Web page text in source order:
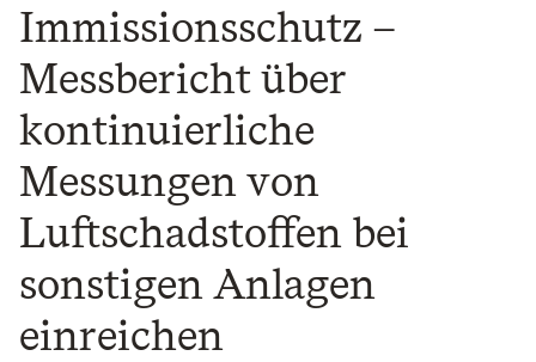
Immissionsschutz –
Messbericht über
kontinuierliche
Messungen von
Luftschadstoffen bei
sonstigen Anlagen
einreichen